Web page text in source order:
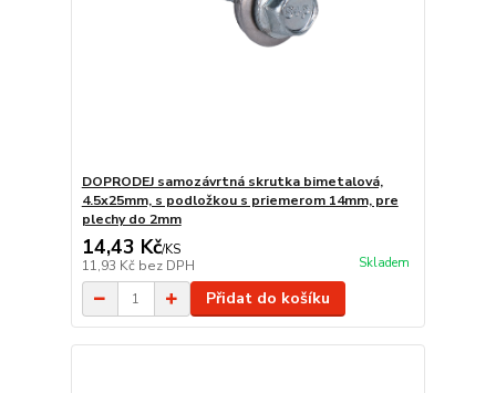
DOPRODEJ samozávrtná skrutka bimetalová,
4.5x25mm, s podložkou s priemerom 14mm, pre
plechy do 2mm
14,43 Kč/KS
11,93 Kč bez DPH Skladem
Přidat do košíku